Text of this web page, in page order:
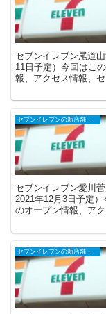
セブンイレブン尾道
11日予定）今回はこ
報、アクセス情報、
セブンイレブンの新店舗開店予定・オープンセール（福袋）、クーポンなど
セブンイレブン愛川
2021年12月3日予定
のオープン情報、ア
セブンイレブンの新店舗開店予定・オープンセール（福袋）、クーポンなど